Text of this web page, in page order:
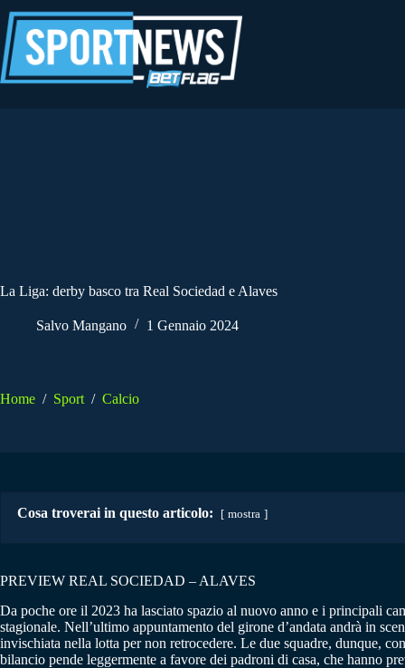
al
contenuto
La Liga: derby basco tra Real Sociedad e Alaves
Salvo Mangano 1 Gennaio 2024
Home / Sport / Calcio
Cosa troverai in questo articolo: mostra
PREVIEW REAL SOCIEDAD – ALAVES
Da poche ore il 2023 ha lasciato spazio al nuovo anno e i principali
stagionale. Nell’ultimo appuntamento del girone d’andata andrà in
invischiata nella lotta per non retrocedere. Le due squadre, dunque,
bilancio pende leggermente a favore dei padroni di casa, che hanno